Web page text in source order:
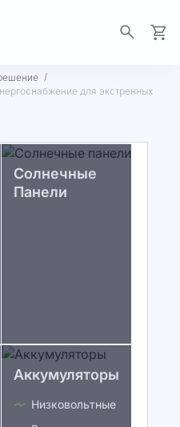
для экстренных
Солнечные
Панели
Аккумуляторы
Низковольтные